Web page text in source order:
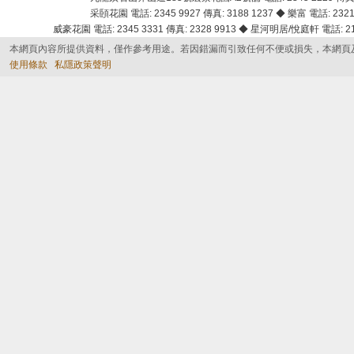
采頣花園 電話: 2345 9927 傳真: 3188 1237 ◆ 樂富 電話:
威豪花園 電話: 2345 3331 傳真: 2328 9913 ◆ 星河明居/悅庭軒 電話
本網頁內容所提供資料，僅作參考用途。若因錯漏而引致任何不便或損失，本網
使用條款
私隱政策聲明